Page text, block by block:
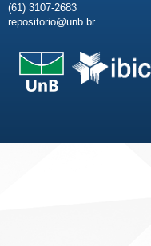
(61) 3107-2683
repositorio@unb.br